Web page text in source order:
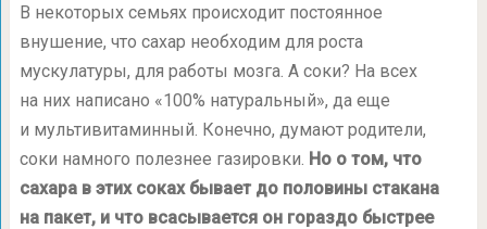
В некоторых семьях происходит постоянное
внушение, что сахар необходим для роста
мускулатуры, для работы мозга. А соки? На всех
на них написано «100% натуральный», да еще
и мультивитаминный. Конечно, думают родители,
соки намного полезнее газировки. Но о том, что
сахара в этих соках бывает до половины стакана
на пакет, и что всасывается он гораздо быстрее